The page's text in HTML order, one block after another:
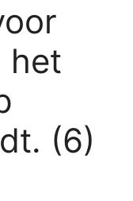
het
(6)